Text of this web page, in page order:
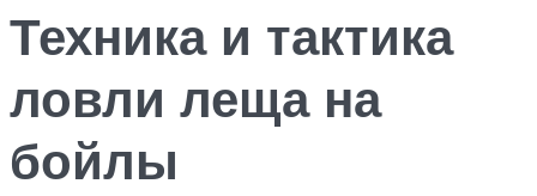
Техника и тактика
ловли леща на
бойлы